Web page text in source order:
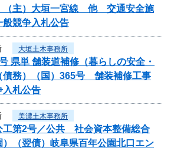
（主）大垣一宮線 他 交通安全施
競争入札公告
大垣土木事務所
県単 舗装道補修（暮らしの安全・
債務）（国）365号 舗装補修工事
入札公告
美濃土木事務所
工第2号／公共 社会資本整備総合
（翌債）岐阜県百年公園北口エン